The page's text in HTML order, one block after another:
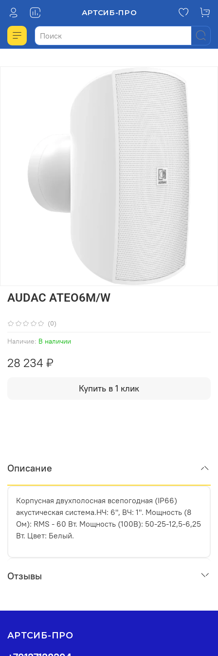
АРТСИБ-ПРО
(0)
Наличие: В наличии
AUDAC ATEO6M/W
28 234 ₽
Купить в 1 клик
Описание
Корпусная двухполосная всепогодная (IP66)
акустическая система.НЧ: 6", ВЧ: 1". Мощность (8
Ом): RMS - 60 Вт. Мощность (100В): 50-25-12,5-6,25
Вт. Цвет: Белый.
Отзывы
АРТСИБ-ПРО